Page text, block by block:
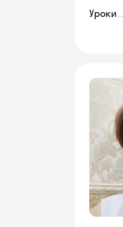
Уроки